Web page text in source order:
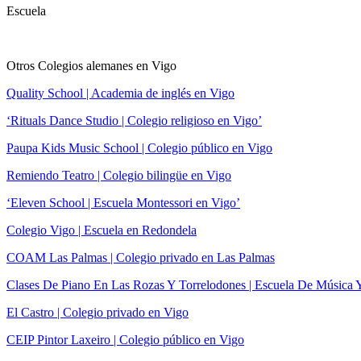
Escuela
Otros Colegios alemanes en Vigo
Quality School | Academia de inglés en Vigo
‘Rituals Dance Studio | Colegio religioso en Vigo’
Paupa Kids Music School | Colegio público en Vigo
Remiendo Teatro | Colegio bilingüe en Vigo
‘Eleven School | Escuela Montessori en Vigo’
Colegio Vigo | Escuela en Redondela
COAM Las Palmas | Colegio privado en Las Palmas
Clases De Piano En Las Rozas Y Torrelodones | Escuela De Música
El Castro | Colegio privado en Vigo
CEIP Pintor Laxeiro | Colegio público en Vigo